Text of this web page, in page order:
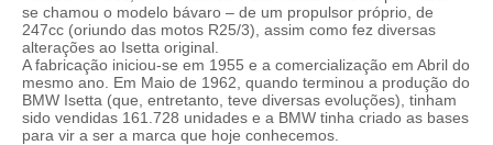
se chamou o modelo bávaro – de um propulsor próprio, de
247cc (oriundo das motos R25/3), assim como fez diversas
alterações ao Isetta original.
A fabricação iniciou-se em 1955 e a comercialização em Abril do
mesmo ano. Em Maio de 1962, quando terminou a produção do
BMW Isetta (que, entretanto, teve diversas evoluções), tinham
sido vendidas 161.728 unidades e a BMW tinha criado as bases
para vir a ser a marca que hoje conhecemos.